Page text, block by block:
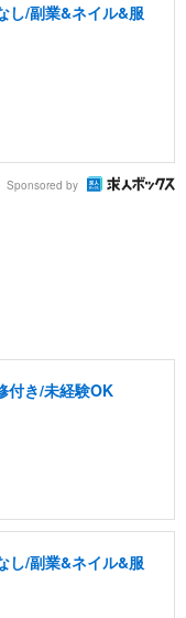
し/副業&ネイル&服
Sponsored by
付き/未経験OK
し/副業&ネイル&服